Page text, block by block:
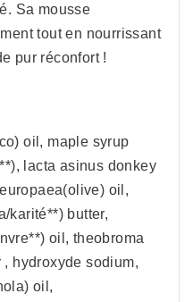
Sa mousse
tout en nourrissant
pur réconfort !
oil, maple syrup
lacta asinus donkey
oil,
karité**) butter,
oil, theobroma
hydroxyde sodium,
oil,